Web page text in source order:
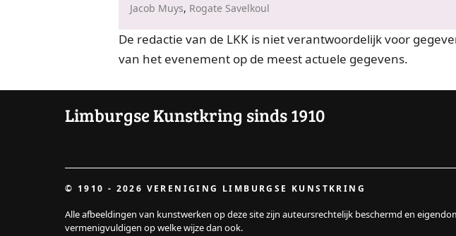
Jacob Muys, Rogate Savelkoul
De redactie van de LKK is niet verantwoordelijk voor
van het evenement op de meest actuele gegevens.
Limburgse Kunstkring sinds 1910
© 1910 - 2026 VERENIGING LIMBURGSE KUNSTKRING
Alle afbeeldingen van kunstwerken op deze site zijn auteursrechtelijk beschermd en
vermenigvuldigen op welke wijze dan ook.